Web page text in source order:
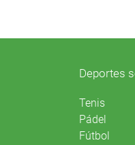
Deportes
Tenis
Pádel
Fútbol